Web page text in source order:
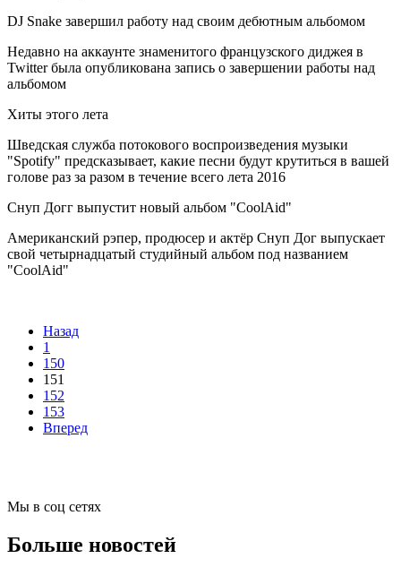
DJ Snake завершил работу над своим дебютным альбомом
Недавно на аккаунте знаменитого французского диджея в
Twitter была опубликована запись о завершении работы над
альбомом
Хиты этого лета
Шведская служба потокового воспроизведения музыки
"Spotify" предсказывает, какие песни будут крутиться в вашей
голове раз за разом в течение всего лета 2016
Снуп Догг выпустит новый альбом "CoolAid"
Американский рэпер, продюсер и актёр Снуп Дог выпускает
свой четырнадцатый студийный альбом под названием
"CoolAid"
Назад
1
150
151
152
153
Вперед
Мы в соц сетях
Больше новостей